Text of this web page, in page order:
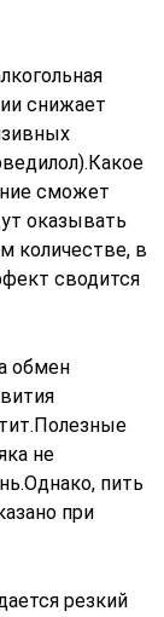
снижает
сможет
оказывать
количестве, в
сводится
обмен
не
пить
при
резкий